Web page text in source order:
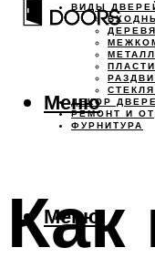
ВИДЫ
ДЕКОР
РЕМОНТ И
ФУРНИТУРА
Меню
Меню